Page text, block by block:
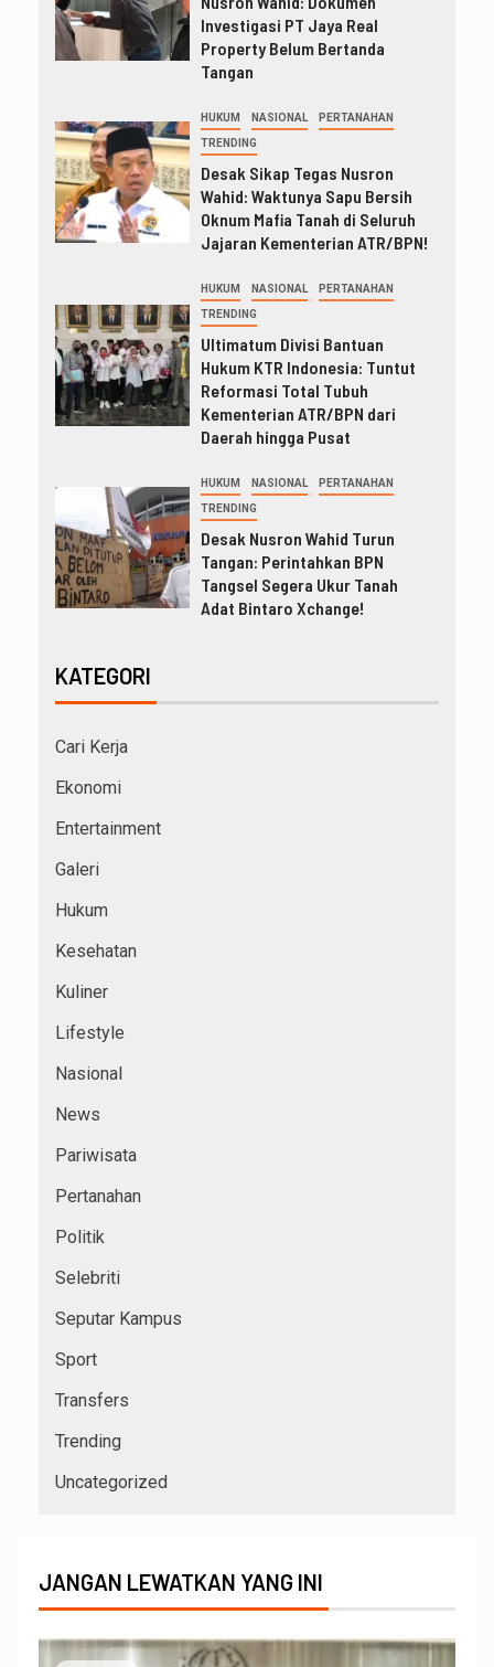
Investigasi PT Jaya Real
Property Belum Bertanda
Tangan
HUKUM NASIONAL PERTANAHAN
TRENDING
Desak Sikap Tegas Nusron
Wahid: Waktunya Sapu Bersih
Oknum Mafia Tanah di Seluruh
Jajaran Kementerian ATR/BPN!
HUKUM NASIONAL PERTANAHAN
TRENDING
Ultimatum Divisi Bantuan
Hukum KTR Indonesia: Tuntut
Reformasi Total Tubuh
Kementerian ATR/BPN dari
Daerah hingga Pusat
HUKUM NASIONAL PERTANAHAN
TRENDING
Desak Nusron Wahid Turun
Tangan: Perintahkan BPN
Tangsel Segera Ukur Tanah
Adat Bintaro Xchange!
KATEGORI
Cari Kerja
Ekonomi
Entertainment
Galeri
Hukum
Kesehatan
Kuliner
Lifestyle
Nasional
News
Pariwisata
Pertanahan
Politik
Selebriti
Seputar Kampus
Sport
Transfers
Trending
Uncategorized
JANGAN LEWATKAN YANG INI